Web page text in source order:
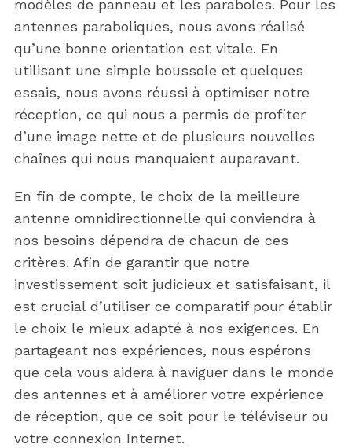
modèles de panneau et les paraboles. Pour les
antennes paraboliques, nous avons réalisé
qu’une bonne orientation est vitale. En
utilisant une simple boussole et quelques
essais, nous avons réussi à optimiser notre
réception, ce qui nous a permis de profiter
d’une image nette et de plusieurs nouvelles
chaînes qui nous manquaient auparavant.
En fin de compte, le choix de la meilleure
antenne omnidirectionnelle qui conviendra à
nos besoins dépendra de chacun de ces
critères. Afin de garantir que notre
investissement soit judicieux et satisfaisant, il
est crucial d’utiliser ce comparatif pour établir
le choix le mieux adapté à nos exigences. En
partageant nos expériences, nous espérons
que cela vous aidera à naviguer dans le monde
des antennes et à améliorer votre expérience
de réception, que ce soit pour le téléviseur ou
votre connexion Internet.
S
e
a
h
f